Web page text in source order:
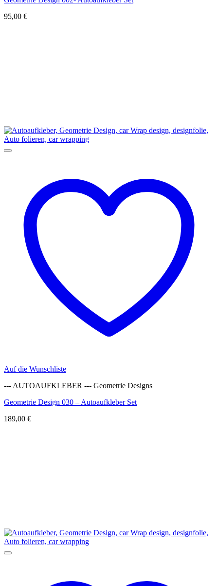
95,00 €
Auf die Wunschliste
--- AUTOAUFKLEBER --- Geometrie Designs
Geometrie Design 030 – Autoaufkleber Set
189,00 €